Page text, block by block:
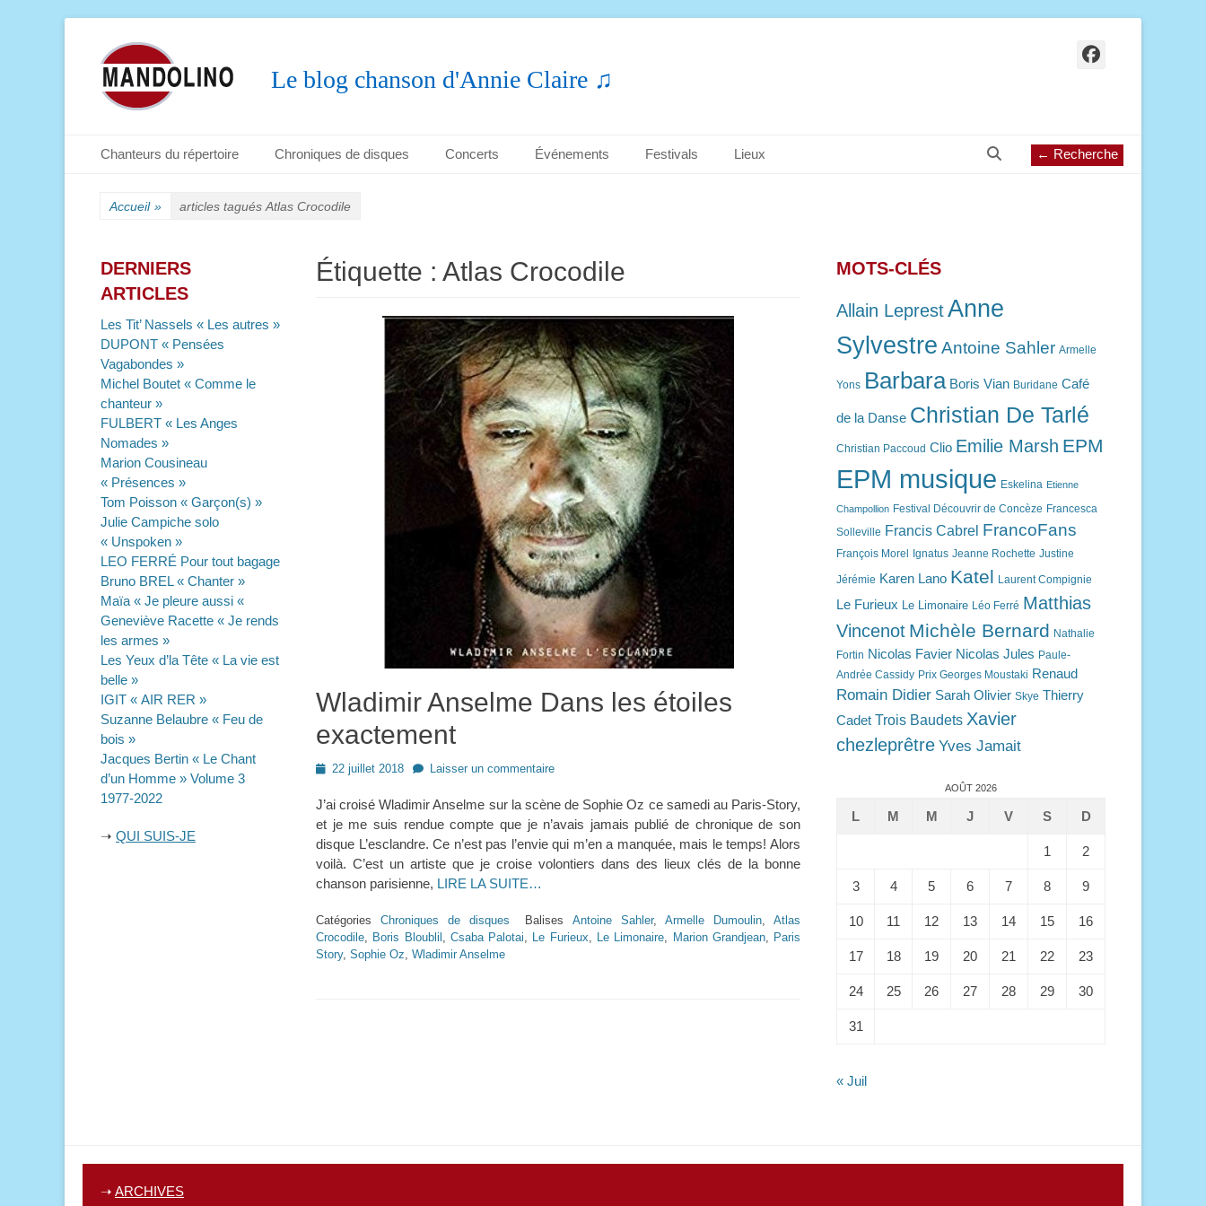
Le blog chanson d'Annie Claire ♫
Facebook
Menu principal
Chanteurs du répertoire Chroniques de disques Concerts Événements Festivals Lieux ← Recherche
Recherche
Accueil » articles tagués Atlas Crocodile
Étiquette : Atlas Crocodile
Wladimir Anselme Dans les étoiles
exactement
Posted22 juillet 2018 Laisser un commentaire
J’ai croisé Wladimir Anselme sur la scène de Sophie Oz ce samedi au Paris-Story,
et je me suis rendue compte que je n’avais jamais publié de chronique de son
disque L’esclandre. Ce n’est pas l’envie qui m’en a manquée, mais le temps! Alors
voilà. C’est un artiste que je croise volontiers dans des lieux clés de la bonne
chanson parisienne, LIRE LA SUITE…
CatégoriesChroniques de disques Balises Antoine Sahler, Armelle Dumoulin,Atlas
Crocodile, Boris Bloublil , Csaba Palotai, Le Furieux, Le Limonaire, Marion Grandjean, Paris
Story, Sophie Oz, Wladimir Anselme
MOTS-CLÉS
Allain LeprestAnne
Sylvestre Antoine Sahler Armelle
Yons Barbara Boris Vian Buridane Café
de la Danse Christian De Tarlé
Christian Paccoud Clio Emilie Marsh EPM
EPM musique Eskelina Etienne
Champollion Festival Découvrir de Concèze Francesca
Solleville Francis Cabrel FrancoFans
François Morel Ignatus Jeanne Rochette Justine
Jérémie Karen Lano Katel Laurent Compignie
Le Furieux Le Limonaire Léo Ferré Matthias
Vincenot Michèle Bernard Nathalie
Fortin Nicolas Favier Nicolas Jules Paule-
Andrée Cassidy Prix Georges Moustaki Renaud
Romain Didier Sarah Olivier Skye Thierry
Cadet Trois Baudets Xavier
chezleprêtre Yves Jamait
AOÛT 2026
L M M J V S D
1 2
3 4 5 6 7 8 9
10 11 12 13 14 15 16
17 18 19 20 21 22 23
24 25 26 27 28 29 30
31
« Juil
DERNIERS
ARTICLES
Les Tit’ Nassels « Les autres »
DUPONT « Pensées
Vagabondes »
Michel Boutet « Comme le
chanteur »
FULBERT « Les Anges
Nomades »
Marion Cousineau
« Présences »
Tom Poisson « Garçon(s) »
Julie Campiche solo
« Unspoken »
LEO FERRÉ Pour tout bagage
Bruno BREL « Chanter »
Maïa « Je pleure aussi «
Geneviève Racette « Je rends
les armes »
Les Yeux d’la Tête « La vie est
belle »
IGIT « AIR RER »
Suzanne Belaubre « Feu de
bois »
Jacques Bertin « Le Chant
d’un Homme » Volume 3
1977-2022
➝ QUI SUIS-JE
➝ ARCHIVES